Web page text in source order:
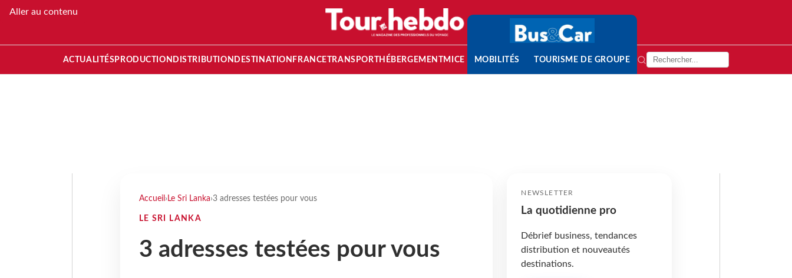
Aller au contenu
ACTUALITÉS PRODUCTION DISTRIBUTION DESTINATION FRANCETRANSPORT HÉBERGEMENTMICE MOBILITÉS TOURISME DE GROUPE
Accueil › Le Sri Lanka›3 adresses testées pour vous
LE SRI LANKA
3 adresses testées pour vous
NEWSLETTER
La quotidienne pro
Débrief business, tendances
distribution et nouveautés
destinations.